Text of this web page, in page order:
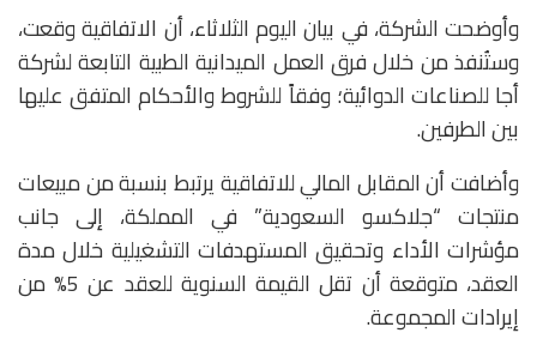
وأوضحت الشركة، في بيان اليوم الثلاثاء، أن الاتفاقية وقعت،
وستُنفذ من خلال فرق العمل الميدانية الطبية التابعة لشركة
أجا للصناعات الدوائية؛ وفقاً للشروط والأحكام المتفق عليها
بين الطرفين.
وأضافت أن المقابل المالي للاتفاقية يرتبط بنسبة من مبيعات
منتجات “جلاكسو السعودية” في المملكة، إلى جانب
مؤشرات الأداء وتحقيق المستهدفات التشغيلية خلال مدة
العقد، متوقعة أن تقل القيمة السنوية للعقد عن 5% من
إيرادات المجموعة.